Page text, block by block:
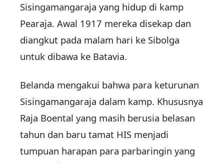
Sisingamangaraja yang hidup di kamp
Pearaja. Awal 1917 mereka disekap dan
diangkut pada malam hari ke Sibolga
untuk dibawa ke Batavia.
Belanda mengakui bahwa para keturunan
Sisingamangaraja dalam kamp. Khususnya
Raja Boental yang masih berusia belasan
tahun dan baru tamat HIS menjadi
tumpuan harapan para parbaringin yang